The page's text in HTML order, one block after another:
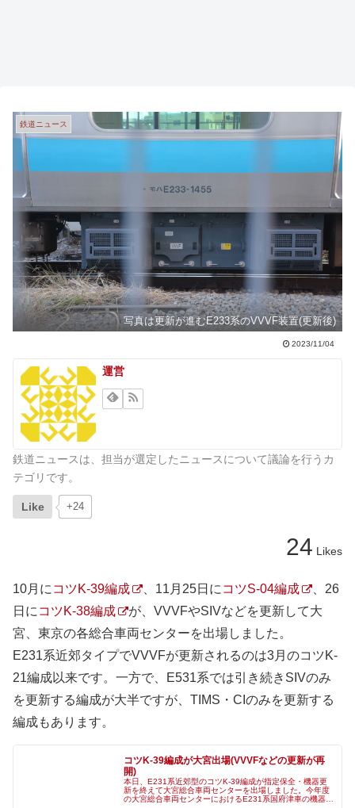
鉄道ニュース
写真は更新が進むE233系のVVVF装置(更新後)
2023/11/04
運営
鉄道ニュースは、担当が選定したニュースについて議論を行うカ
テゴリです。
Like +24
24 Likes
10月に コツK-39編成 、11月25日に コツS-04編成
、26
日に コツK-38編成
が、VVVFやSIVなどを更新して大
宮、東京の各総合車両センターを出場しました。
E231系近郊タイプでVVVFが更新されるのは3月のコツK-
21編成以来です。一方で、E531系では引き続きSIVのみ
を更新する編成が大半ですが、TIMS・CIのみを更新する
編成もあります。
コツK-39編成が大宮出場(VVVFなどの更新が再
開)
本日、E231系近郊型のコツK-39編成が指定保全・機器更
新を終えて大宮総合車両センターを出場しました。今年度
の大宮総合車両センターにおけるE231系国府津車の機器更